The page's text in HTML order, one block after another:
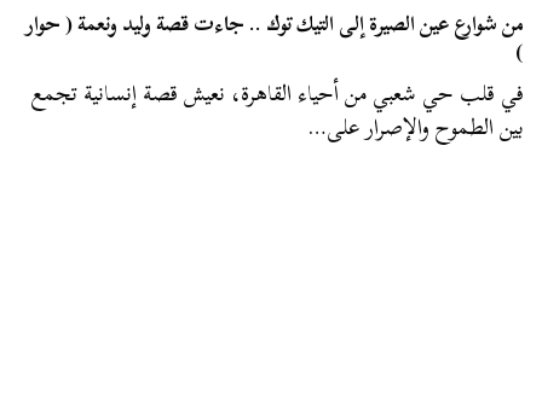
من شوارع عين الصيرة إلى التيك توك .. جاءت قصة وليد ونعمة ( حوار
)
في قلب حي شعبي من أحياء القاهرة، نعيش قصة إنسانية تجمع
بين الطموح والإصرار على…